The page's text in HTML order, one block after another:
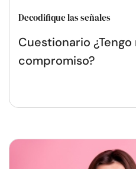
Decodifique las señales
Cuestionario
compromiso?